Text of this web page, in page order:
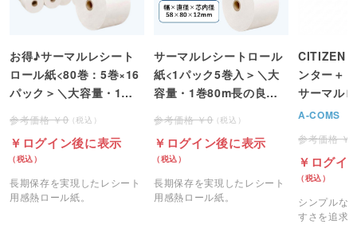
お得♪サーマルレシート
ロール紙<80巻：5巻×16
パック＞＼大容量・1巻
0
ログイン後に表示
長期保存を実現したレシート
用感熱ロール紙。
サーマルレシートロール
紙<1パック5巻入＞＼大
容量・1巻80m長の良コ
0
ログイン後に表示
長期保存を実現したレシート
用感熱ロール紙。
CITIZEN
ンター＋
サーマル
A-COMS
ログイ
シンプルな
すさを追求